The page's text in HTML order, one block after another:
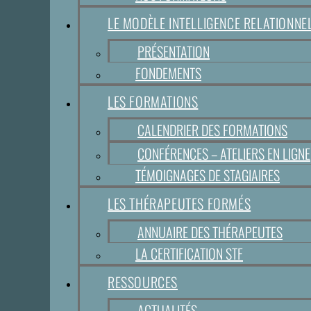
LE MODÈLE INTELLIGENCE
PRÉSENTATION
FONDEMENTS
LES FORMATIONS
CALENDRIER DES FORMATIONS
CONFÉRENCES – ATELIERS EN LIGNE
TÉMOIGNAGES DE STAGIAIRES
LES THÉRAPEUTES FORMÉS
ANNUAIRE DES THÉRAPEUTES
LA CERTIFICATION STF
RESSOURCES